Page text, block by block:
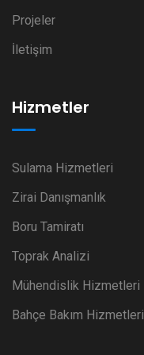
Projeler
İletişim
Hizmetler
Sulama Hizmetleri
Zirai Danışmanlık
Boru Tamiratı
Toprak Analizi
Mühendislik Hizmetleri
Bahçe Bakım Hizmetleri